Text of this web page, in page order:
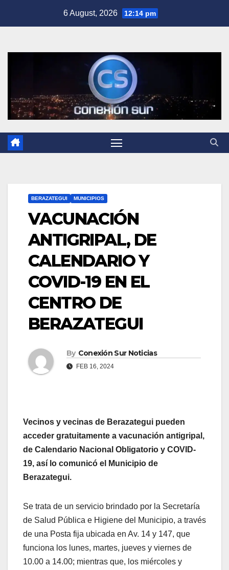
6 August, 2026 12:14 pm
BERAZATEGUI MUNICIPIOS
VACUNACIÓN
ANTIGRIPAL, DE
CALENDARIO Y
COVID-19 EN EL
CENTRO DE
BERAZATEGUI
By Conexión Sur Noticias
FEB 16, 2024
Vecinos y vecinas de Berazategui pueden
acceder gratuitamente a vacunación antigripal,
de Calendario Nacional Obligatorio y COVID-
19, así lo comunicó el Municipio de
Berazategui.
Se trata de un servicio brindado por la Secretaría
de Salud Pública e Higiene del Municipio, a través
de una Posta fija ubicada en Av. 14 y 147, que
funciona los lunes, martes, jueves y viernes de
10.00 a 14.00; mientras que, los miércoles y